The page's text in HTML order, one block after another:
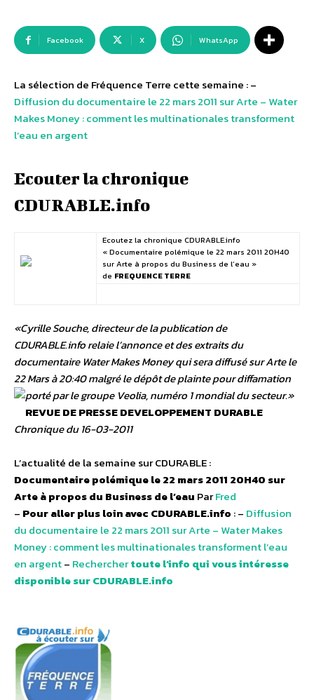
Facebook X WhatsApp
La sélection de Fréquence Terre cette semaine : –
Diffusion du documentaire le 22 mars 2011 sur Arte – Water
Makes Money : comment les multinationales transforment
l’eau en argent
Ecouter la chronique
CDURABLE.info
Ecoutez la chronique CDURABLE.info
« Documentaire polémique le 22 mars 2011 20H40
sur Arte à propos du Business de l’eau »
de FREQUENCE TERRE
«Cyrille Souche, directeur de la publication de
CDURABLE.info relaie l’annonce et des extraits du
documentaire Water Makes Money qui sera diffusé sur Arte le
22 Mars à 20:40 malgré le dépôt de plainte pour diffamation
porté par le groupe Veolia, numéro 1 mondial du secteur.»
REVUE DE PRESSE DEVELOPPEMENT DURABLE
Chronique du 16-03-2011
L’actualité de la semaine sur CDURABLE :
Documentaire polémique le 22 mars 2011 20H40 sur
Arte à propos du Business de l’eau ParFred
– Pour aller plus loin avec CDURABLE.info : – Diffusion
du documentaire le 22 mars 2011 sur Arte – Water Makes
Money : comment les multinationales transforment l’eau
en argent– Recherchertoute l’info qui vous intéresse
disponible sur CDURABLE.info